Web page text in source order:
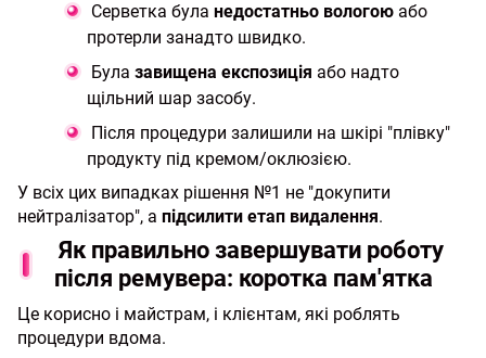
Серветка була недостатньо вологою або
протерли занадто швидко.
Була завищена експозиція або надто
щільний шар засобу.
Після процедури залишили на шкірі "плівку"
продукту під кремом/оклюзією.
У всіх цих випадках рішення №1 не "докупити
нейтралізатор", а підсилити етап видалення.
Як правильно завершувати роботу
після ремувера: коротка пам'ятка
Це корисно і майстрам, і клієнтам, які роблять
процедури вдома.